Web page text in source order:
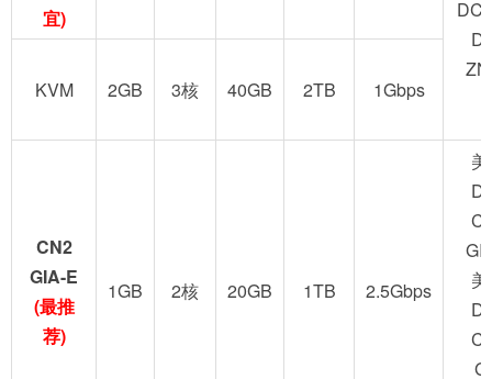
宜)
KVM
2GB 3核 40GB 2TB 1Gbps
CN2
GIA-E
(最推
荐)
1GB 2核 20GB 1TB 2.5Gbps